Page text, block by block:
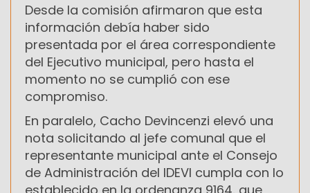
Desde la comisión afirmaron que esta
información debía haber sido
presentada por el área correspondiente
del Ejecutivo municipal, pero hasta el
momento no se cumplió con ese
compromiso.
En paralelo, Cacho Devincenzi elevó una
nota solicitando al jefe comunal que el
representante municipal ante el Consejo
de Administración del IDEVI cumpla con lo